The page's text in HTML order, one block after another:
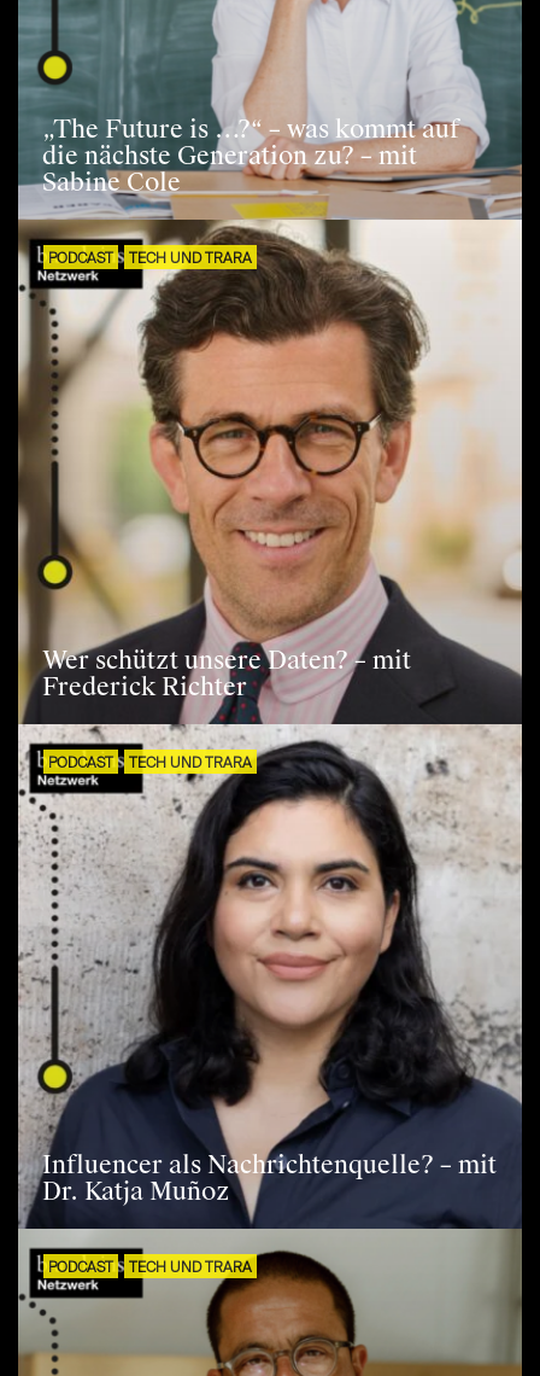
„The Future is …?“ – was kommt auf
die nächste Generation zu? – mit
Sabine Cole
PODCAST TECH UND TRARA
Wer schützt unsere Daten? – mit
Frederick Richter
PODCAST TECH UND TRARA
Influencer als Nachrichtenquelle? – mit
Dr. Katja Muñoz
PODCAST TECH UND TRARA